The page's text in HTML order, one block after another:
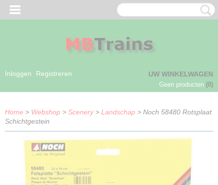
Inloggen Registreren UW WINKELWAGEN
Geen producten (0)
Home > Webshop > Scenery> Landschap > Noch 58480 Rotsplaat
Schichtgestein